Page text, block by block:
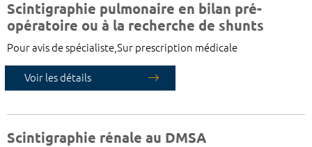
Scintigraphie pulmonaire en bilan pré-
opératoire ou à la recherche de shunts
Pour avis de spécialiste,Sur prescription médicale
Voir les détails
Scintigraphie rénale au DMSA